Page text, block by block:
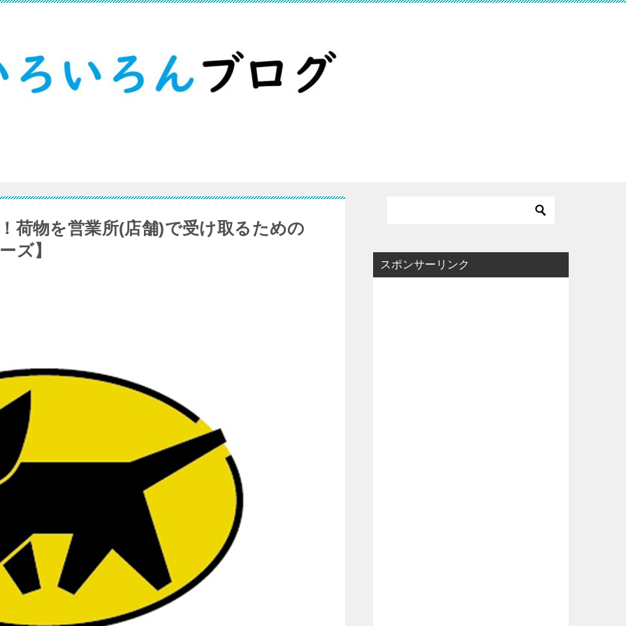
荷物を営業所(店舗)で受け取るための
ズ】
スポンサーリンク